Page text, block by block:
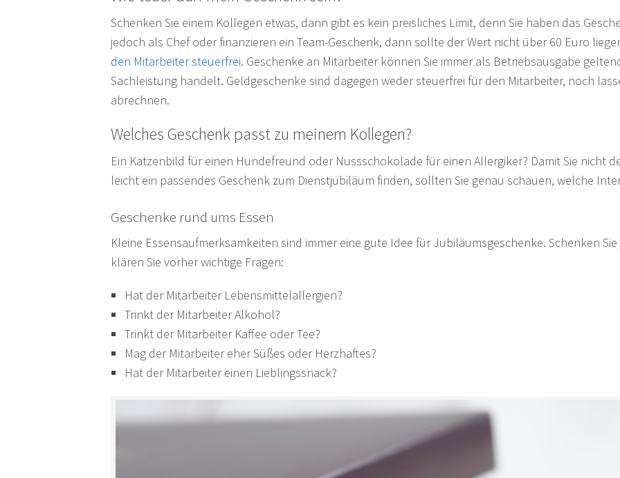
Schenken Sie einem Kollegen etwas, dann gibt es kein preisliches Limit, denn Sie haben das
jedoch als Chef oder finanzieren ein Team-Geschenk, dann sollte der Wert nicht über 60 Euro
den Mitarbeiter steuerfrei. Geschenke an Mitarbeiter können Sie immer als Betriebsausgabe
Sachleistung handelt. Geldgeschenke sind dagegen weder steuerfrei für den Mitarbeiter, noch
abrechnen.
Welches Geschenk passt zu meinem Kollegen?
Ein Katzenbild für einen Hundefreund oder Nussschokolade für einen Allergiker? Damit Sie nicht
leicht ein passendes Geschenk zum Dienstjubiläum finden, sollten Sie genau schauen, welche
Geschenke rund ums Essen
Kleine Essensaufmerksamkeiten sind immer eine gute Idee für Jubiläumsgeschenke. Schenken
klären Sie vorher wichtige Fragen:
Hat der Mitarbeiter Lebensmittelallergien?
Trinkt der Mitarbeiter Alkohol?
Trinkt der Mitarbeiter Kaffee oder Tee?
Mag der Mitarbeiter eher Süßes oder Herzhaftes?
Hat der Mitarbeiter einen Lieblingssnack?